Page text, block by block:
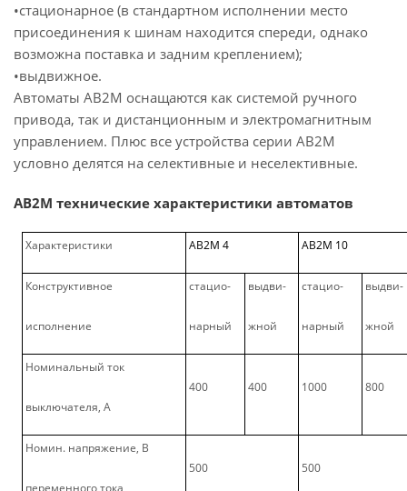
•стационарное (в стандартном исполнении место
присоединения к шинам находится спереди, однако
возможна поставка и задним креплением);
•выдвижное.
Автоматы АВ2М оснащаются как системой ручного
привода, так и дистанционным и электромагнитным
управлением. Плюс все устройства серии АВ2М
условно делятся на селективные и неселективные.
АВ2М технические характеристики автоматов
Характеристики АВ2М 4 АВ2М 10
Конструктивное
исполнение
стацио-
нарный
выдви-
жной
стацио-
нарный
выдви-
жной
Номинальный ток
выключателя, А
400 400 1000 800
Номин. напряжение, В
переменного тока
500 500